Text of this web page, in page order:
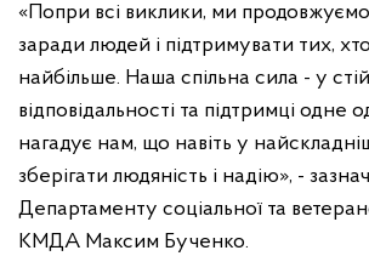
«Попри всі виклики, ми
заради людей і підтримувати тих,
найбільше. Наша спільна сила - у
відповідальності та підтримці одне
нагадує нам, що навіть у
зберігати людяність і надію», -
Департаменту соціальної та
КМДА Максим Бученко.